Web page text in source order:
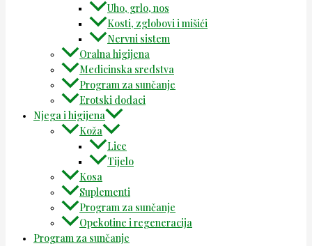
Uho, grlo, nos
Kosti, zglobovi i mišići
Nervni sistem
Oralna higijena
Medicinska sredstva
Program za sunčanje
Erotski dodaci
Njega i higijena
Koža
Lice
Tijelo
Kosa
Suplementi
Program za sunčanje
Opekotine i regeneracija
Program za sunčanje